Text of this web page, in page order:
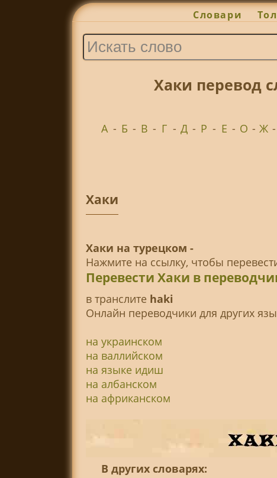
Словари
Хаки перевод
А - Б - В - Г - Д - Р - Е - О - Ж -
Хаки
Хаки на турецком -
Нажмите на ссылку, чтобы
Перевести Хаки в
в транслитe haki
Онлайн переводчики для других
на украинском
на валлийском
на языке идиш
на албанском
на африканском
В других словарях: